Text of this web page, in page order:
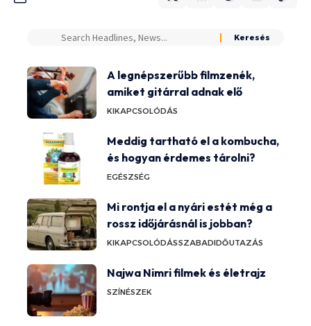
A legnépszerűbb filmzenék,
amiket gitárral adnak elő
KIKAPCSOLÓDÁS
Meddig tartható el a kombucha,
és hogyan érdemes tárolni?
EGÉSZSÉG
Mi rontja el a nyári estét még a
rossz időjárásnál is jobban?
KIKAPCSOLÓDÁSSZABADIDŐUTAZÁS
Najwa Nimri filmek és életrajz
SZÍNÉSZEK